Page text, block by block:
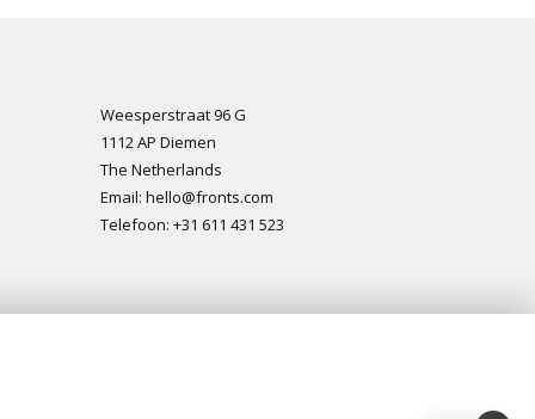
Weesperstraat 96 G
1112 AP Diemen
The Netherlands
Email: hello@fronts.com
Telefoon: +31 611 431 523